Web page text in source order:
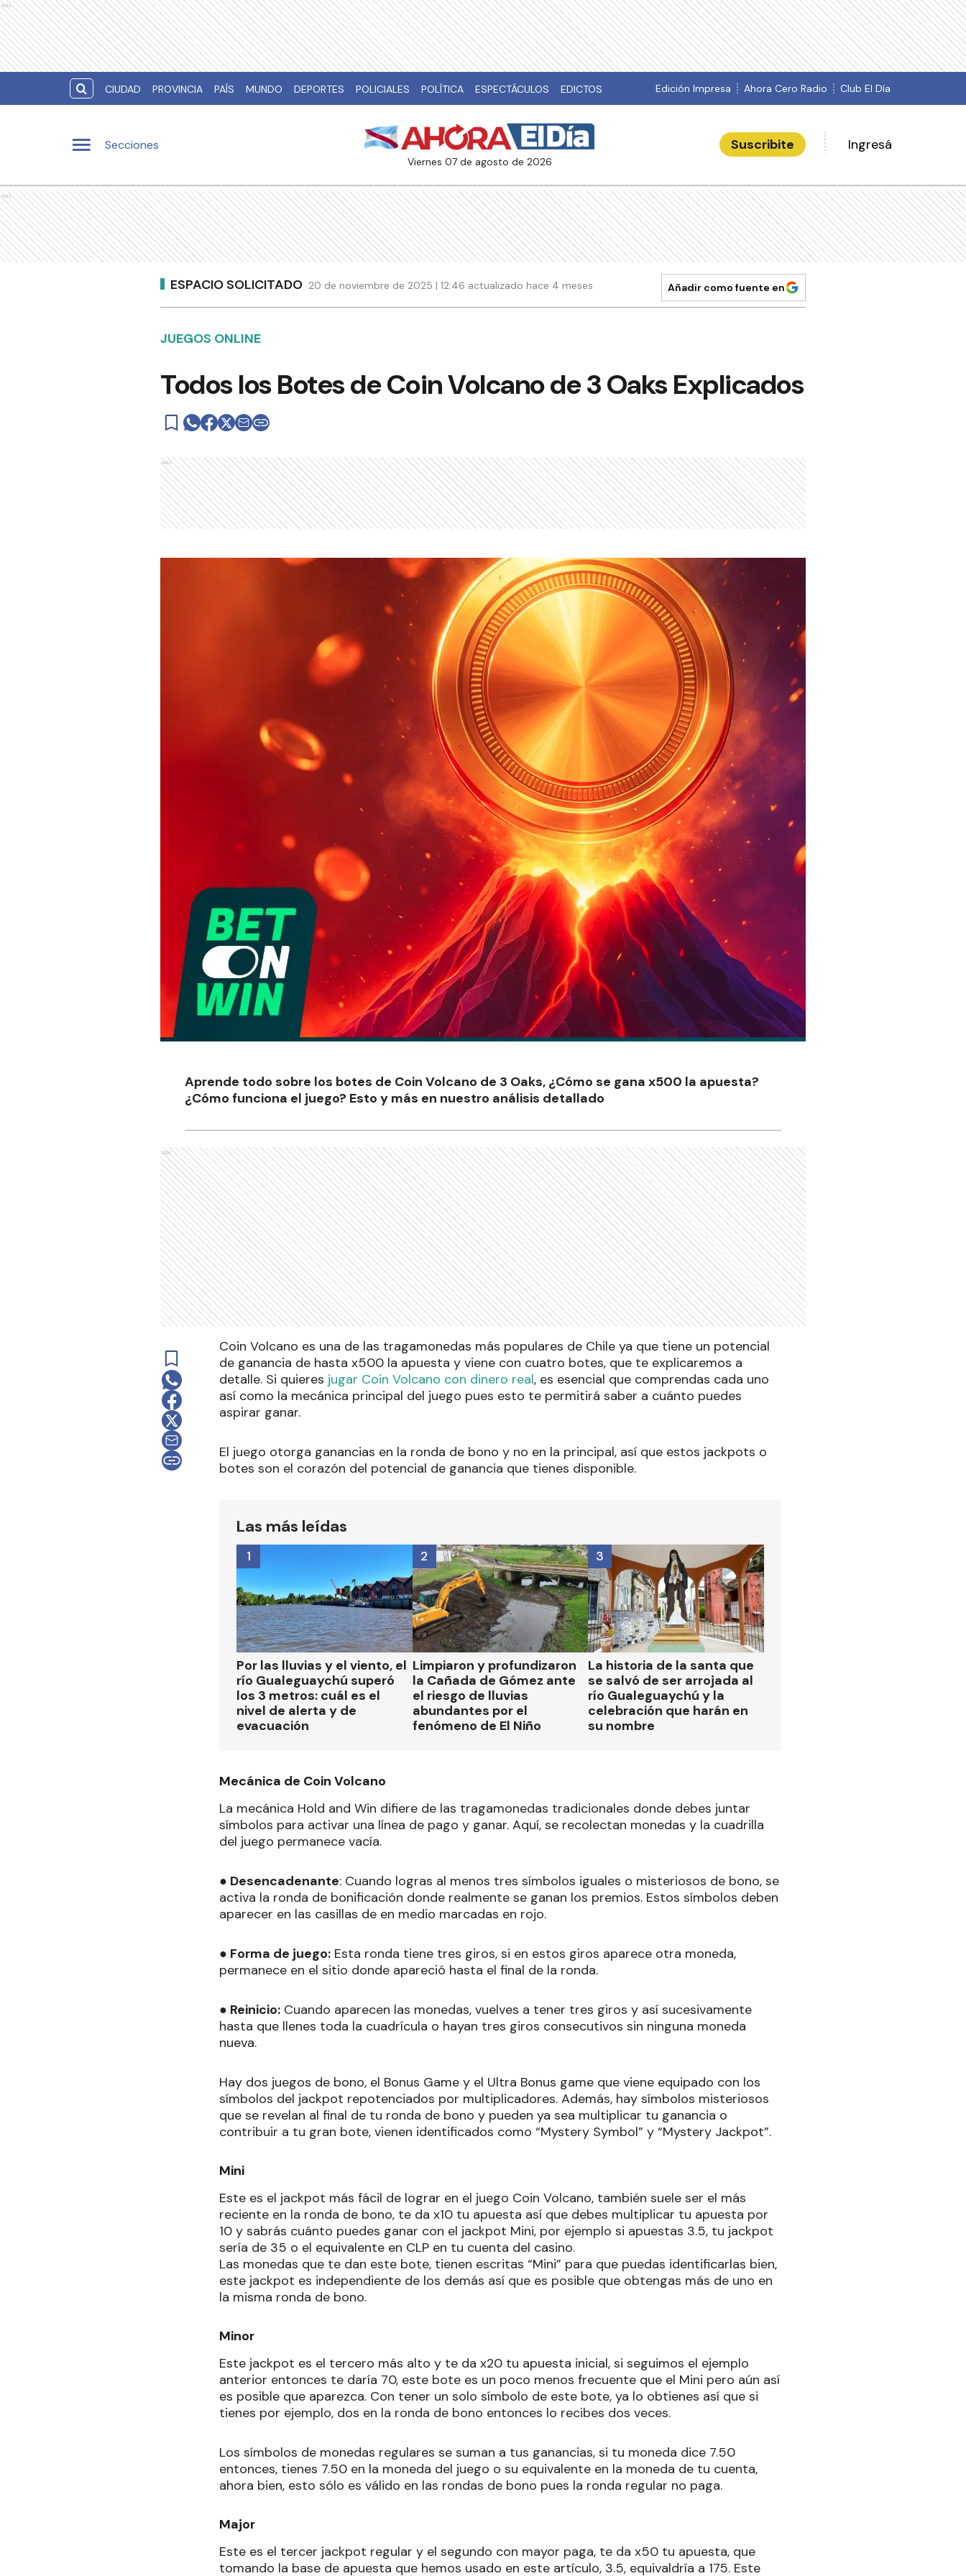
Ads
CIUDAD PROVINCIA PAÍS MUNDO DEPORTES POLICIALES POLÍTICA ESPECTÁCULOS EDICTOS Edición Impresa Ahora Cero Radio Club El Día
Secciones
viernes 07 de agosto de 2026
Suscribite Ingresá
Ads
ESPACIO SOLICITADO 20 de noviembre de 2025 | 12:46 actualizado hace 4 meses Añadir como fuente en
JUEGOS ONLINE
Todos los Botes de Coin Volcano de 3 Oaks Explicados
Ads
Aprende todo sobre los botes de Coin Volcano de 3 Oaks, ¿Cómo se gana x500 la apuesta?
¿Cómo funciona el juego? Esto y más en nuestro análisis detallado
Ads
Coin Volcano es una de las tragamonedas más populares de Chile ya que tiene un potencial
de ganancia de hasta x500 la apuesta y viene con cuatro botes, que te explicaremos a
detalle. Si quieres jugar Coin Volcano con dinero real, es esencial que comprendas cada uno
así como la mecánica principal del juego pues esto te permitirá saber a cuánto puedes
aspirar ganar.
El juego otorga ganancias en la ronda de bono y no en la principal, así que estos jackpots o
botes son el corazón del potencial de ganancia que tienes disponible.
Las más leídas
Por las lluvias y el viento, el
río Gualeguaychú superó
los 3 metros: cuál es el
nivel de alerta y de
evacuación
1
Limpiaron y profundizaron
la Cañada de Gómez ante
el riesgo de lluvias
abundantes por el
fenómeno de El Niño
2
La historia de la santa que
se salvó de ser arrojada al
río Gualeguaychú y la
celebración que harán en
su nombre
3
Mecánica de Coin Volcano
La mecánica Hold and Win difiere de las tragamonedas tradicionales donde debes juntar
símbolos para activar una línea de pago y ganar. Aquí, se recolectan monedas y la cuadrilla
del juego permanece vacía.
● Desencadenante: Cuando logras al menos tres símbolos iguales o misteriosos de bono, se
activa la ronda de bonificación donde realmente se ganan los premios. Estos símbolos deben
aparecer en las casillas de en medio marcadas en rojo.
● Forma de juego: Esta ronda tiene tres giros, si en estos giros aparece otra moneda,
permanece en el sitio donde apareció hasta el final de la ronda.
● Reinicio: Cuando aparecen las monedas, vuelves a tener tres giros y así sucesivamente
hasta que llenes toda la cuadrícula o hayan tres giros consecutivos sin ninguna moneda
nueva.
Hay dos juegos de bono, el Bonus Game y el Ultra Bonus game que viene equipado con los
símbolos del jackpot repotenciados por multiplicadores. Además, hay símbolos misteriosos
que se revelan al final de tu ronda de bono y pueden ya sea multiplicar tu ganancia o
contribuir a tu gran bote, vienen identificados como “Mystery Symbol” y “Mystery Jackpot”.
Mini
Este es el jackpot más fácil de lograr en el juego Coin Volcano, también suele ser el más
reciente en la ronda de bono, te da x10 tu apuesta así que debes multiplicar tu apuesta por
10 y sabrás cuánto puedes ganar con el jackpot Mini, por ejemplo si apuestas 3.5, tu jackpot
sería de 35 o el equivalente en CLP en tu cuenta del casino.
Las monedas que te dan este bote, tienen escritas “Mini” para que puedas identificarlas bien,
este jackpot es independiente de los demás así que es posible que obtengas más de uno en
la misma ronda de bono.
Minor
Este jackpot es el tercero más alto y te da x20 tu apuesta inicial, si seguimos el ejemplo
anterior entonces te daría 70, este bote es un poco menos frecuente que el Mini pero aún así
es posible que aparezca. Con tener un solo símbolo de este bote, ya lo obtienes así que si
tienes por ejemplo, dos en la ronda de bono entonces lo recibes dos veces.
Los símbolos de monedas regulares se suman a tus ganancias, si tu moneda dice 7.50
entonces, tienes 7.50 en la moneda del juego o su equivalente en la moneda de tu cuenta,
ahora bien, esto sólo es válido en las rondas de bono pues la ronda regular no paga.
Major
Este es el tercer jackpot regular y el segundo con mayor paga, te da x50 tu apuesta, que
tomando la base de apuesta que hemos usado en este artículo, 3.5, equivaldría a 175. Este